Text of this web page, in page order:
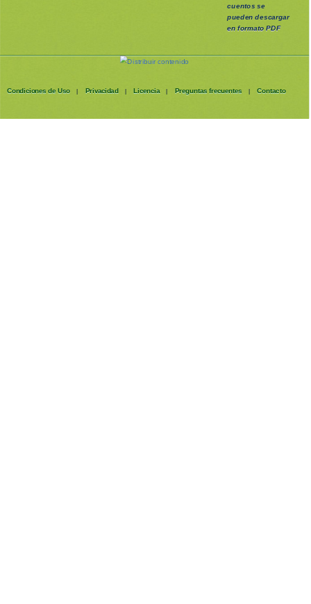
cuentos se
puedendescargar
en formato PDF
Condiciones de Uso | Privacidad | Licencia | Preguntas frecuentes | Contacto